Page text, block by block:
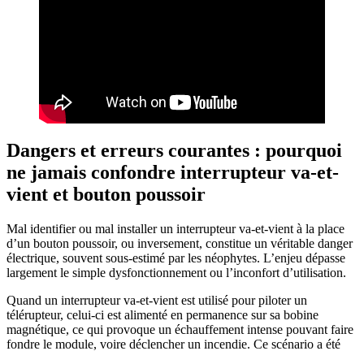
Dangers et erreurs courantes : pourquoi
ne jamais confondre interrupteur va-et-
vient et bouton poussoir
Mal identifier ou mal installer un interrupteur va-et-vient à la place
d’un bouton poussoir, ou inversement, constitue un véritable danger
électrique, souvent sous-estimé par les néophytes. L’enjeu dépasse
largement le simple dysfonctionnement ou l’inconfort d’utilisation.
Quand un interrupteur va-et-vient est utilisé pour piloter un
télérupteur, celui-ci est alimenté en permanence sur sa bobine
magnétique, ce qui provoque un échauffement intense pouvant faire
fondre le module, voire déclencher un incendie. Ce scénario a été